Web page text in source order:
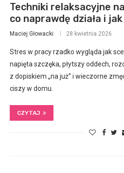
Techniki relaksacyjne
co naprawdę działa i
Maciej Głowacki 28 kwietnia 2026
Stres w pracy rzadko wygląda jak
napięta szczęka, płytszy oddech,
z dopiskiem „na już” i wieczorne
ciszy w domu.
CZYTAJ